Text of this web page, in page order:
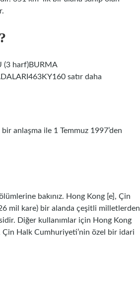
(3 harf)BURMA
satır daha
anlaşma ile 1 Temmuz 1997’den
bakınız. Hong Kong [e], Çin
mil kare) bir alanda çeşitli milletlerden
Diğer kullanımlar için Hong Kong
Çin Halk Cumhuriyeti’nin özel bir idari